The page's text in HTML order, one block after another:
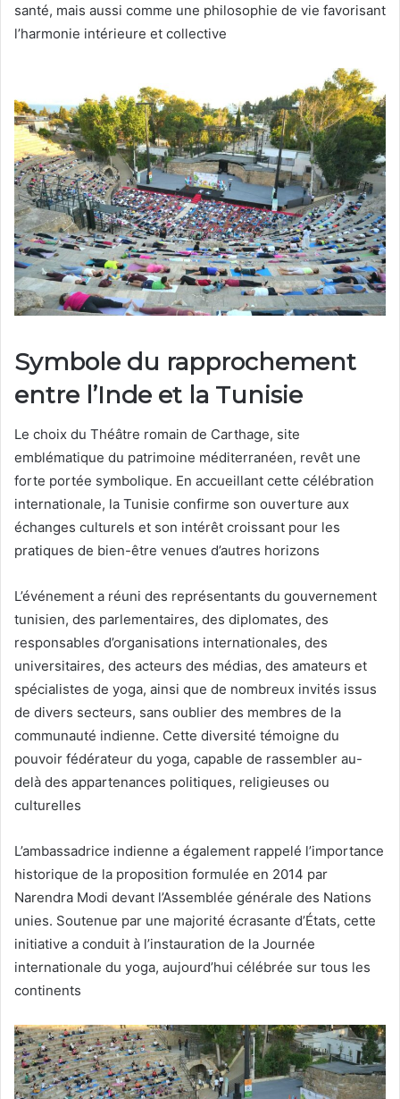
santé, mais aussi comme une philosophie de vie favorisant
l’harmonie intérieure et collective
Symbole du rapprochement
entre l’Inde et la Tunisie
Le choix du Théâtre romain de Carthage, site
emblématique du patrimoine méditerranéen, revêt une
forte portée symbolique. En accueillant cette célébration
internationale, la Tunisie confirme son ouverture aux
échanges culturels et son intérêt croissant pour les
pratiques de bien-être venues d’autres horizons
L’événement a réuni des représentants du gouvernement
tunisien, des parlementaires, des diplomates, des
responsables d’organisations internationales, des
universitaires, des acteurs des médias, des amateurs et
spécialistes de yoga, ainsi que de nombreux invités issus
de divers secteurs, sans oublier des membres de la
communauté indienne. Cette diversité témoigne du
pouvoir fédérateur du yoga, capable de rassembler au-
delà des appartenances politiques, religieuses ou
culturelles
L’ambassadrice indienne a également rappelé l’importance
historique de la proposition formulée en 2014 par
Narendra Modi devant l’Assemblée générale des Nations
unies. Soutenue par une majorité écrasante d’États, cette
initiative a conduit à l’instauration de la Journée
internationale du yoga, aujourd’hui célébrée sur tous les
continents